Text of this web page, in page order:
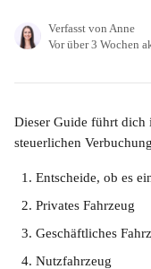
Verfasst von Anne
Vor über 3 Wochen
Dieser Guide führt dich
steuerlichen
Entscheide, ob es
Privates Fahrzeug
Geschäftliches
Nutzfahrzeug